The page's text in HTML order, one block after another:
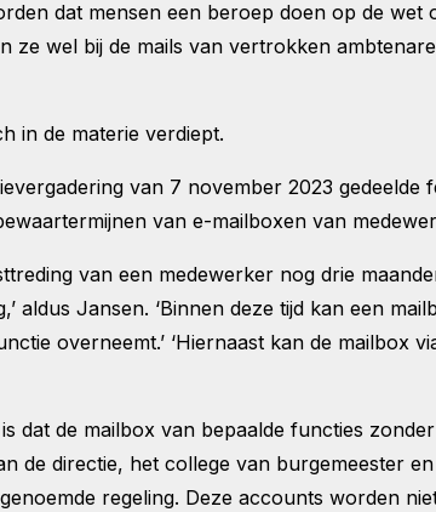
dat mensen een beroep doen op de wet
ze wel bij de mails van vertrokken
in de materie verdiept.
van 7 november 2023 gedeelde
van e-mailboxen van
van een medewerker nog drie
aldus Jansen. ‘Binnen deze tijd kan een
overneemt.’ ‘Hiernaast kan de mailbox
dat de mailbox van bepaalde functies
de directie, het college van burgemeester
regeling. Deze accounts worden